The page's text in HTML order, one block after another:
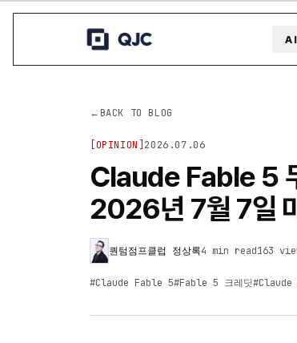
← BACK TO BLOG
OPINION 2026.07.06
Claude Fable 5
2026년 7월 7일
퀀텀점프클럽 정상록4 min read163
#Claude Fable 5#Fable 5 크레딧#